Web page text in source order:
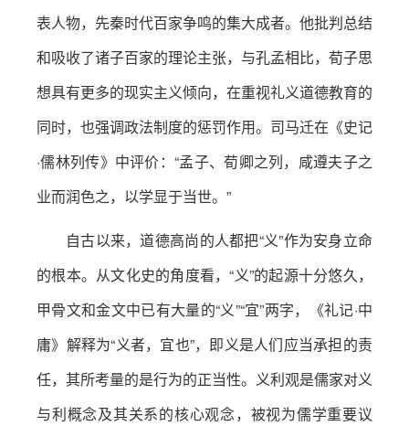
表人物，先秦时代百家争鸣的集大成者。他批判总结
和吸收了诸子百家的理论主张，与孔孟相比，荀子思
想具有更多的现实主义倾向，在重视礼义道德教育的
同时，也强调政法制度的惩罚作用。司马迁在《史记
·儒林列传》中评价：“孟子、荀卿之列，咸遵夫子之
业而润色之，以学显于当世。”
自古以来，道德高尚的人都把“义”作为安身立命
的根本。从文化史的角度看，“义”的起源十分悠久，
甲骨文和金文中已有大量的“义”“宜”两字，《礼记·中
庸》解释为“义者，宜也”，即义是人们应当承担的责
任，其所考量的是行为的正当性。义利观是儒家对义
与利概念及其关系的核心观念，被视为儒学重要议